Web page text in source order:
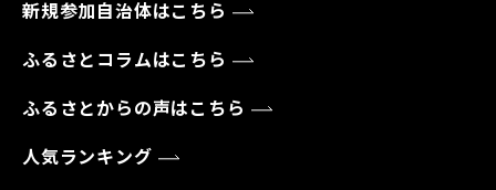
新規参加自治体はこちら
ふるさとコラムはこちら
ふるさとからの声はこちら
人気ランキング